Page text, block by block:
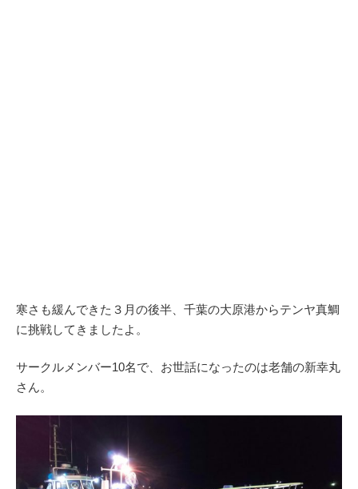
寒さも緩んできた３月の後半、千葉の大原港からテンヤ真鯛
に挑戦してきましたよ。
サークルメンバー10名で、お世話になったのは老舗の新幸丸
さん。